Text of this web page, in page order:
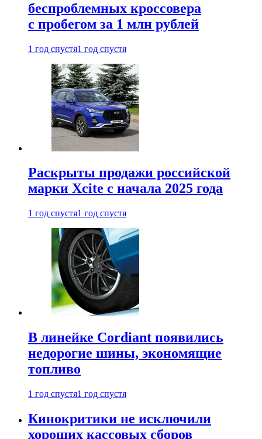
беспроблемных кроссовера
с пробегом за 1 млн рублей
1 год спустя1 год спустя
Раскрыты продажи российской
марки Xcite с начала 2025 года
1 год спустя1 год спустя
В линейке Cordiant появились
недорогие шины, экономящие
топливо
1 год спустя1 год спустя
Кинокритики не исключили
хороших кассовых сборов